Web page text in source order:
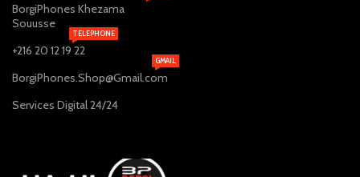
BorgiPhones Khezama
Souusse
+216 20 12 19 22
TELEPHONE
BorgiPhones.Shop@Gmail.com
GMAIL
Services Digital 24/24